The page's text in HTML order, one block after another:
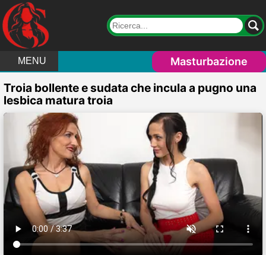
MENU Masturbazione
Troia bollente e sudata che incula a pugno una
lesbica matura troia